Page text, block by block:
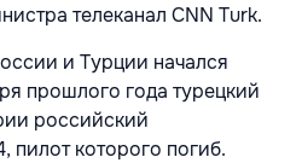
телеканал CNN Turk.
и Турции начался
прошлого года турецкий
российский
которого погиб.